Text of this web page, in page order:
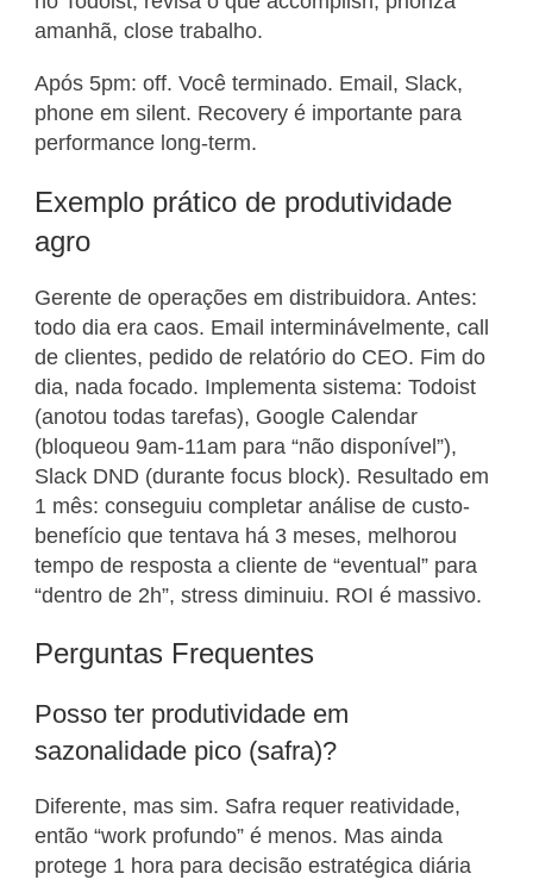
amanhã, close trabalho.
Após 5pm: off. Você terminado. Email, Slack,
phone em silent. Recovery é importante para
performance long-term.
Exemplo prático de produtividade
agro
Gerente de operações em distribuidora. Antes:
todo dia era caos. Email interminávelmente, call
de clientes, pedido de relatório do CEO. Fim do
dia, nada focado. Implementa sistema: Todoist
(anotou todas tarefas), Google Calendar
(bloqueou 9am-11am para “não disponível”),
Slack DND (durante focus block). Resultado em
1 mês: conseguiu completar análise de custo-
benefício que tentava há 3 meses, melhorou
tempo de resposta a cliente de “eventual” para
“dentro de 2h”, stress diminuiu. ROI é massivo.
Perguntas Frequentes
Posso ter produtividade em
sazonalidade pico (safra)?
Diferente, mas sim. Safra requer reatividade,
então “work profundo” é menos. Mas ainda
protege 1 hora para decisão estratégica diária